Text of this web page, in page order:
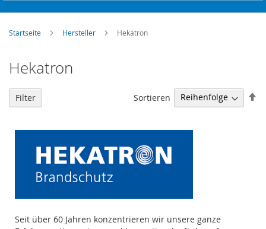
Startseite Hersteller Hekatron
Hekatron
Seit über 60 Jahren konzentrieren wir unsere ganze
Sortieren
Filter